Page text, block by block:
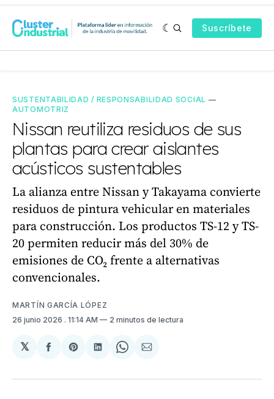
Suscríbete
SUSTENTABILIDAD / RESPONSABILIDAD SOCIAL —
AUTOMOTRIZ
Nissan reutiliza residuos de sus
plantas para crear aislantes
acústicos sustentables
La alianza entre Nissan y Takayama convierte
residuos de pintura vehicular en materiales
para construcción. Los productos TS-12 y TS-
20 permiten reducir más del 30% de
emisiones de CO₂ frente a alternativas
convencionales.
MARTÍN GARCÍA LÓPEZ
26 junio 2026 . 11:14 AM 2 minutos de lectura
𝕏
Compartir
Facebook
Share
Pinterest
Compartir
LinkedIn
Share
WhatsApp
Compartir
Email